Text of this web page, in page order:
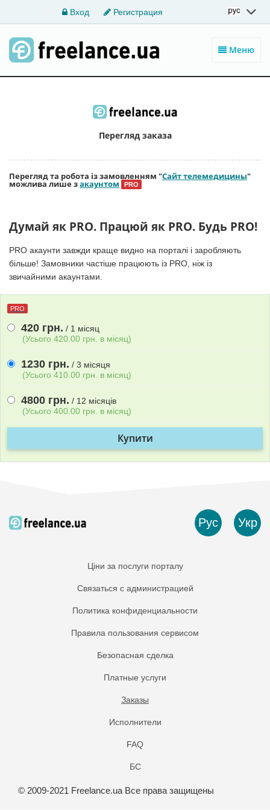
Вход Регистрация
Меню
Перегляд заказа
Перегляд та робота із замовленням "Сайт телемедицины"
можлива лише закаунтом PRO
Думай як PRO. Працюй як PRO. Будь PRO!
PRO акаунти завжди краще видно на порталі і заробляють
більше! Замовники частіше працюють із PRO, ніж із
звичайними акаунтами.
PRO
420 грн. / 1 мiсяц
(Усього 420.00 грн. в мiсяц)
1230 грн. / 3 мiсяця
(Усього 410.00 грн. в мiсяц)
4800 грн. / 12 мiсяцiв
(Усього 400.00 грн. в мiсяц)
Купити
Рус Укр
Ціни за послуги порталу
Связаться с администрацией
Политика конфиденциальности
Правила пользования сервисом
Безопасная сделка
Платные услуги
Заказы
Исполнители
FAQ
БС
© 2009-2021 Freelance.ua Все права защищены